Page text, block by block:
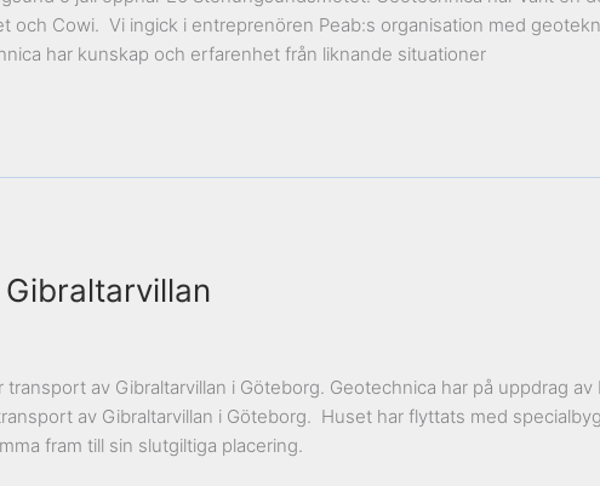
och Cowi. Vi ingick i entreprenören Peab:s organisation med
har kunskap och erfarenhet från liknande situationer
av Gibraltarvillan i Göteborg. Geotechnica har på uppdrag
av Gibraltarvillan i Göteborg. Huset har flyttats med
fram till sin slutgiltiga placering.